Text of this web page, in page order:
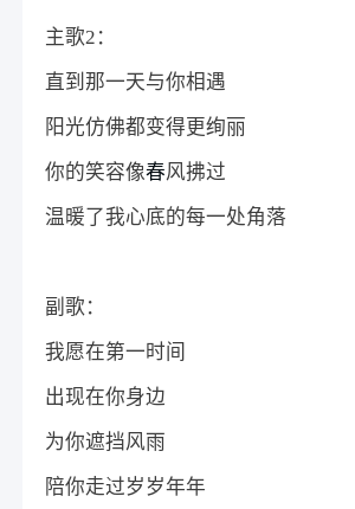
主歌2：
直到那一天与你相遇
阳光仿佛都变得更绚丽
你的笑容像春风拂过
温暖了我心底的每一处角落
副歌：
我愿在第一时间
出现在你身边
为你遮挡风雨
陪你走过岁岁年年